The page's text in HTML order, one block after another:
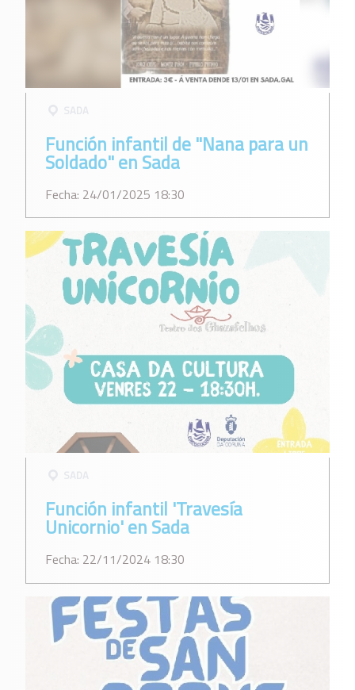
Función infantil de "Nana para un
Soldado" en Sada
Fecha: 24/01/2025 18:30
Función infantil 'Travesía
Unicornio' en Sada
Fecha: 22/11/2024 18:30